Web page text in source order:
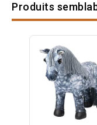
Produits